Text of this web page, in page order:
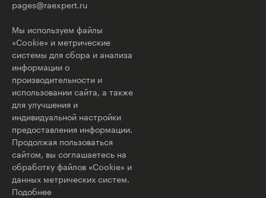
pages@raexpert.ru
Мы используем файлы
«Cookie» и метрические
системы для сбора и анализа
информации о
производительности и
использовании сайта, а также
для улучшения и
индивидуальной настройки
предоставления информации.
Продолжая пользоваться
сайтом, вы соглашаетесь на
обработку файлов «Cookie» и
данных метрических систем.
Подобнее